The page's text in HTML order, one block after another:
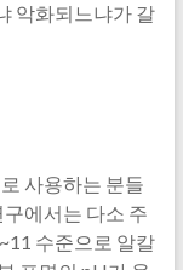
악화되느냐가 갈
사용하는 분들
구에서는 다소 주
수준으로 알칼